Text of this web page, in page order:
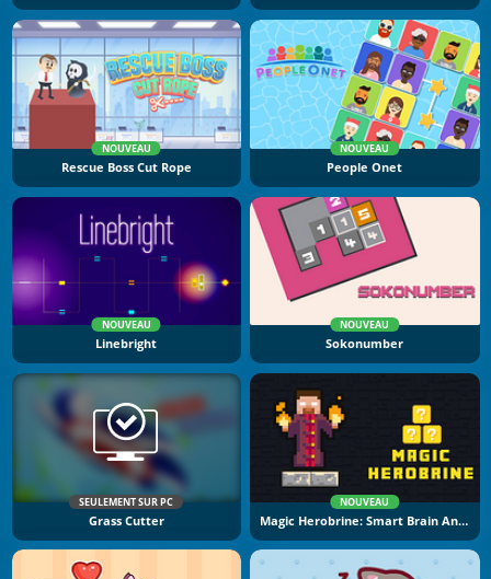
NOUVEAU
Rescue Boss Cut Rope
NOUVEAU
People Onet
NOUVEAU
Linebright
NOUVEAU
Sokonumber
SEULEMENT SUR PC
Grass Cutter
NOUVEAU
Magic Herobrine: Smart Brain And Puzzle Quest